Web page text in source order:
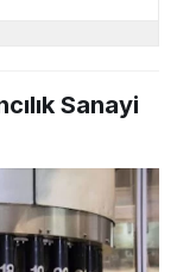
Sanayi